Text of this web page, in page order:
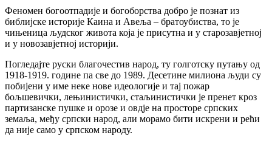
Феномен богоотпадије и богоборства добро је познат из
библијске историје Каина и Авеља – братоубиства, то је
чињеница људског живота која је присутна и у старозавјетној
и у новозавјетној историји.
Погледајте руски благочестив народ, ту голготску путању од
1918-1919. године па све до 1989. Десетине милиона људи су
побијени у име неке нове идеологије и тај пожар
бољшевички, лењинистички, стаљинистички је пренет кроз
партизанске пушке и орозе и овдје на просторе српских
земаља, међу српски народ, али морамо бити искрени и рећи
да није само у српском народу.